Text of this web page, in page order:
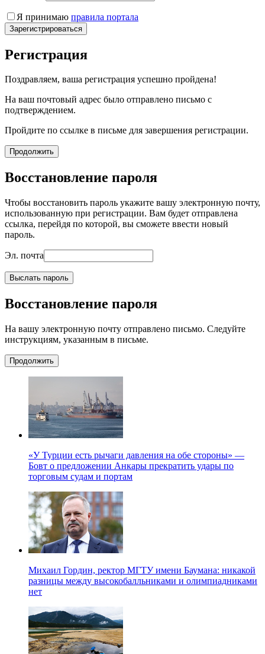
Я принимаю правила портала
Зарегистрироваться
Регистрация
Поздравляем, ваша регистрация успешно пройдена!
На ваш почтовый адрес было отправлено письмо с
подтверждением.
Пройдите по ссылке в письме для завершения регистрации.
Продолжить
Восстановление пароля
Чтобы восстановить пароль укажите вашу электронную почту,
использованную при регистрации. Вам будет отправлена
ссылка, перейдя по которой, вы сможете ввести новый
пароль.
Эл. почта
Выслать пароль
Восстановление пароля
На вашу электронную почту отправлено письмо. Следуйте
инструкциям, указанным в письме.
Продолжить
«У Турции есть рычаги давления на обе стороны» —
Бовт о предложении Анкары прекратить удары по
торговым судам и портам
Михаил Гордин, ректор МГТУ имени Баумана: никакой
разницы между высокобалльниками и олимпиадниками
нет